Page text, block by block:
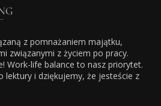
z pomnażaniem majątku,
związanymi z życiem po pracy.
Work-life balance to nasz priorytet.
lektury i dziękujemy, że jesteście z